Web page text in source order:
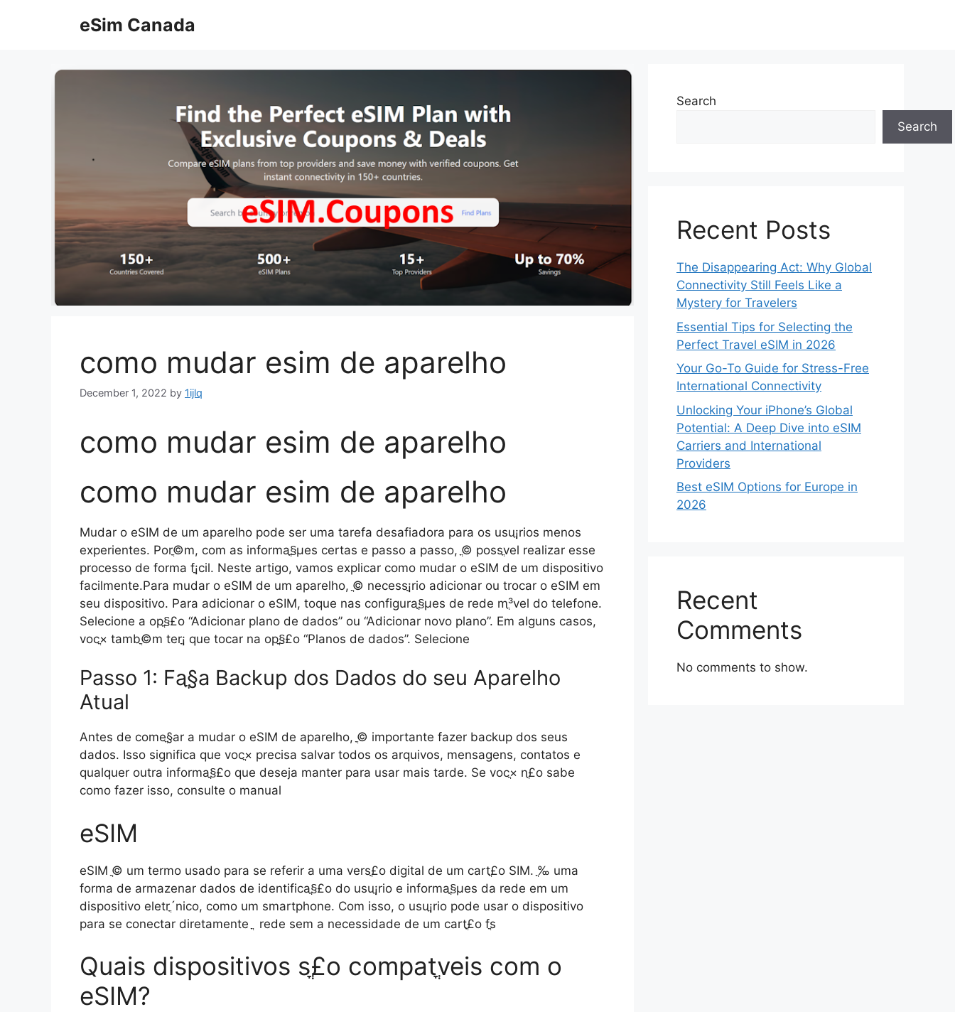
eSim Canada
como mudar esim de aparelho
December 1, 2022 by 1ijlq
como mudar esim de aparelho
como mudar esim de aparelho
Mudar o eSIM de um aparelho pode ser uma tarefa desafiadora para os usuֳ¡rios menos
experientes. Porֳ©m, com as informaֳ§ֳµes certas e passo a passo, ֳ© possֳ­vel realizar esse
processo de forma fֳ¡cil. Neste artigo, vamos explicar como mudar o eSIM de um dispositivo
facilmente.Para mudar o eSIM de um aparelho, ֳ© necessֳ¡rio adicionar ou trocar o eSIM em
seu dispositivo. Para adicionar o eSIM, toque nas configuraֳ§ֳµes de rede mֳ³vel do telefone.
Selecione a opֳ§ֳ£o “Adicionar plano de dados” ou “Adicionar novo plano”. Em alguns casos,
vocֳ× tambֳ©m terֳ¡ que tocar na opֳ§ֳ£o “Planos de dados”. Selecione
Passo 1: Faֳ§a Backup dos Dados do seu Aparelho
Atual
Antes de comeֳ§ar a mudar o eSIM de aparelho, ֳ© importante fazer backup dos seus
dados. Isso significa que vocֳ× precisa salvar todos os arquivos, mensagens, contatos e
qualquer outra informaֳ§ֳ£o que deseja manter para usar mais tarde. Se vocֳ× nֳ£o sabe
como fazer isso, consulte o manual
eSIM
eSIM ֳ© um termo usado para se referir a uma versֳ£o digital de um cartֳ£o SIM. ֳ‰ uma
forma de armazenar dados de identificaֳ§ֳ£o do usuֳ¡rio e informaֳ§ֳµes da rede em um
dispositivo eletrֳ´nico, como um smartphone. Com isso, o usuֳ¡rio pode usar o dispositivo
para se conectar diretamente ֳ rede sem a necessidade de um cartֳ£o fֳ­s
Quais dispositivos sֳ£o compatֳ­veis com o
eSIM?
Search
Search
Recent Posts
The Disappearing Act: Why Global
Connectivity Still Feels Like a
Mystery for Travelers
Essential Tips for Selecting the
Perfect Travel eSIM in 2026
Your Go-To Guide for Stress-Free
International Connectivity
Unlocking Your iPhone’s Global
Potential: A Deep Dive into eSIM
Carriers and International
Providers
Best eSIM Options for Europe in
2026
Recent
Comments
No comments to show.